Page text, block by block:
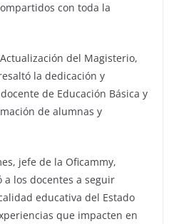
con toda la
del Magisterio,
la dedicación y
de Educación Básica y
de alumnas y
jefe de la Oficammy,
a los docentes a seguir
educativa del Estado
que impacten en